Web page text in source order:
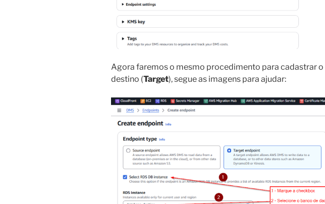
Agora faremos o mesmo procedimento para cadastrar o
destino (Target), segue as imagens para ajudar: